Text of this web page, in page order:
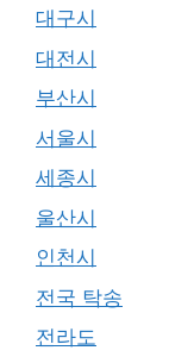
대구시
대전시
부산시
서울시
세종시
울산시
인천시
전국 탁송
전라도